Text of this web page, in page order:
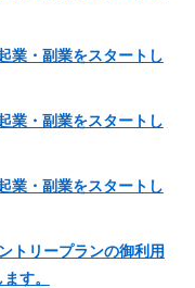
業・副業をスタートし
業・副業をスタートし
業・副業をスタートし
トリープランの御利用
す。